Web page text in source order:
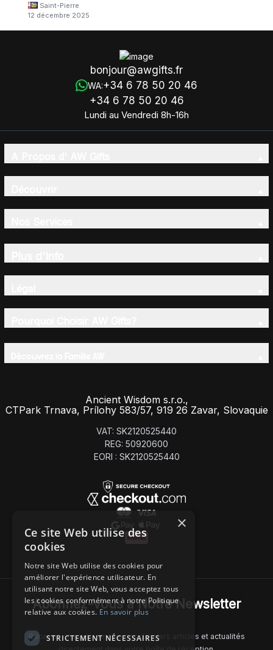
Saint-Pierre
12 décembre 2025
bonjour@awgifts.fr
WA:+34 6 78 50 20 46
+34 6 78 50 20 46
Lundi au Vendredi 8h-16h
Ancient Wisdom s.r.o.,
CTPark Trnava, Prílohy 583/57, 919 26 Zavar, Slovaquie
VAT: SK2120525440
REG: 50920600
EORI : SK2120525440
Abonnez-Vous à Notre Newsletter
Recevez chaque semaine nos derniers articles et actualités
×
Ce site Web utilise des
cookies
Notre site Web utilise des cookies pour
améliorer l'expérience utilisateur. En
utilisant notre site Web, vous acceptez tous
les cookies conformément à notre Politique
relative aux cookies.En savoir plus
STRICTEMENT NÉCESSAIRES